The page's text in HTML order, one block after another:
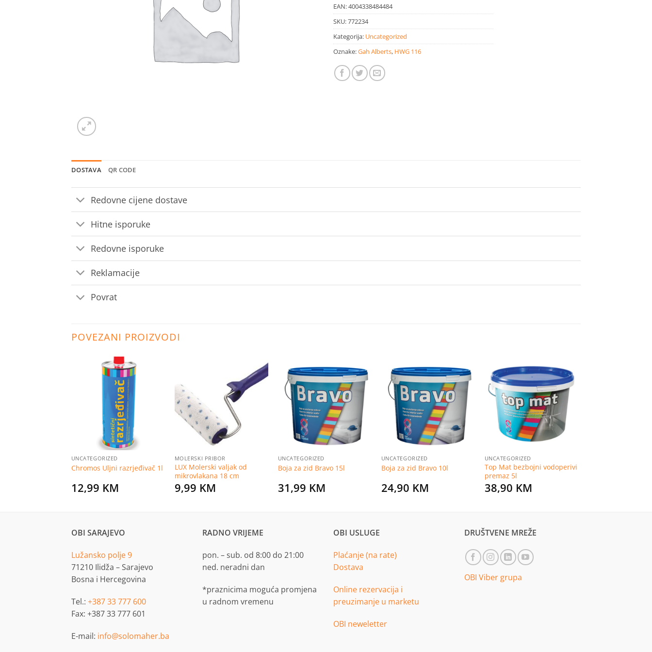
EAN:4004338484484
SKU:772234
Kategorija: Uncategorized
Oznake:Gah Alberts, HWG 116
DOSTAVA QR CODE
Redovne cijene dostave
Hitne isporuke
Redovne isporuke
Reklamacije
Povrat
POVEZANI PROIZVODI
UNCATEGORIZED
Chromos Uljni razrjeđivač 1l
12,99 KM
Dodaj
na
MOLERSKI PRIBOR
LUX Molerski valjak od
mikrovlakana 18 cm
9,99 KM
Dodaj
listu
želja
UNCATEGORIZED
Boja za zid Bravo 15l
31,99 KM
Dodaj
listu
želja
UNCATEGORIZED
Boja za zid Bravo 10l
24,90 KM
Dodaj
na
listu
želja
UNCATEGORIZED
Top Mat bezbojni vodoperivi
premaz 5l
38,90 KM
OBI SARAJEVO
Lužansko polje 9
71210 Ilidža – Sarajevo
Bosna i Hercegovina
Tel.: +387 33 777 600
Fax: +387 33 777 601
E-mail: info@solomaher.ba
RADNO VRIJEME
pon. – sub. od 8:00 do 21:00
ned. neradni dan
*praznicima moguća promjena
u radnom vremenu
OBI USLUGE
Plaćanje (na rate)
Dostava
Online rezervacija i
preuzimanje u marketu
OBI neweletter
DRUŠTVENE MREŽE
OBI Viber grupa